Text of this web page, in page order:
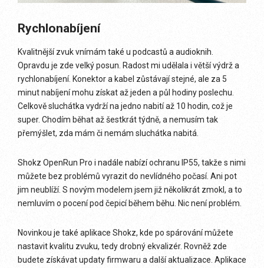
Rychlonabíjení
Kvalitnější zvuk vnímám také u podcastů a audioknih.
Opravdu je zde velký posun. Radost mi udělala i větší výdrž a
rychlonabíjení. Konektor a kabel zůstávají stejné, ale za 5
minut nabíjení mohu získat až jeden a půl hodiny poslechu.
Celkově sluchátka vydrží na jedno nabití až 10 hodin, což je
super. Chodím běhat až šestkrát týdně, a nemusím tak
přemýšlet, zda mám či nemám sluchátka nabitá.
Shokz OpenRun Pro i nadále nabízí ochranu IP55, takže s nimi
můžete bez problémů vyrazit do nevlídného počasí. Ani pot
jim neublíží. S novým modelem jsem již několikrát zmokl, a to
nemluvím o pocení pod čepicí během běhu. Nic není problém.
Novinkou je také aplikace Shokz, kde po spárování můžete
nastavit kvalitu zvuku, tedy drobný ekvalizér. Rovněž zde
budete získávat updaty firmwaru a další aktualizace. Aplikace